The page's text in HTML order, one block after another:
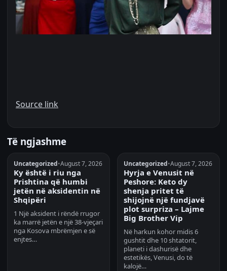
Source link
Të ngjashme
Uncategorized•August 7, 2026
Ky është i riu nga
Prishtina që humbi
jetën në aksidentin në
Shqipëri
1 Një aksident i rëndë rrugor
ka marrë jetën e një 38-vjeçari
nga Kosova mbrëmjen e së
enjtes…
Uncategorized•August 7, 2026
Hyrja e Venusit në
Peshore: Keto dy
shenja pritet të
shijojnë një fundjavë
plot surpriza – Lajme
Big Brother Vip
Në harkun kohor midis 6
gushtit dhe 10 shtatorit,
planeti i dashurisë dhe
estetikës, Venusi, do të
kalojë…